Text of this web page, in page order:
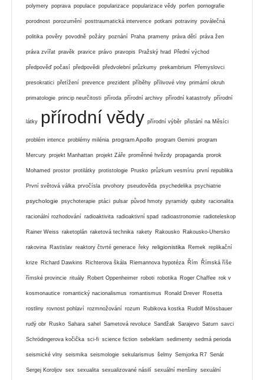
polymery poprava populace popularizace popularizace vědy porfen pornografie
porodnost porozumění posttraumatická intervence potkani potraviny poválečná
politika pověry povodně požáry poznání Praha prameny práva dětí práva žen
práva zvířat pravěk pravice právo pravopis Pražský hrad Přední východ
předpověď počasí předpovědi předvolební průzkumy prekambrium Přemyslovci
presokratici přetížení prevence prezident příběhy přílivové vlny primární okruh
primatologie princip neurčitosti příroda přírodní archivy přírodní katastrofy přírodní
látky přírodní vědy přírodní výběr přistání na Měsíci
problém intence problémy milénia program Apollo program Gemini program
Mercury projekt Manhattan projekt Záře proměnné hvězdy propaganda prorok
Mohamed prostor protilátky protistologie Prusko průzkum vesmíru první republika
První světová válka prvočísla prvohory pseudověda psychedelika psychiatrie
psychologie psychoterapie ptáci pulsar původ hmoty pyramidy qubity racionalita
racionální rozhodování radioaktivita radioaktivní spad radioastronomie radioteleskop
Rainer Weiss raketoplán raketová technika rakety Rakousko Rakousko-Uhersko
rakovina Rastislav reaktory čtvrté generace řeky religionistika Remek replikační
krize Richard Dawkins Richterova škála Riemannova hypotéza Řím Římská říše
římské provincie rituály Robert Oppenheimer roboti robotika Roger Chaffee rok v
kosmonautice romantický nacionalismus romantismus Ronald Drever Rosetta
rostliny rovnost pohlaví rozmnožování rozum Rubikova kostka Rudolf Mössbauer
rudý obr Rusko Sahara sahel Sametová revoluce Sandžak Sarajevo Saturn savci
Schrödingerova kočička sci-fi science fiction sebeklam sedimenty sedmá perioda
seismické vlny seismika seismologie sekularismus šelmy Semjorka R7 Senát
Sergej Koroljov sex sexualita sexualizované násilí sexuální menšiny sexuální